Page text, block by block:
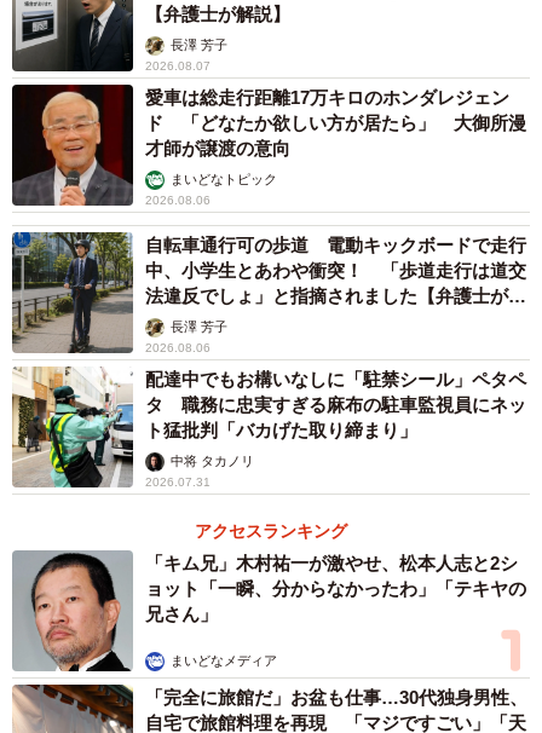
と答えた人は22.9%で、「車を守るための対策を講じてい
る自然災害」は「台風」（38.0%）が最も多く、次いで
「大雨・ゲリラ豪雨」（37.1%）、「洪水」「大雪」（い
ずれも20.1%）、「ひょう」（14.4%）が続きました。
かわからない場合どうするか（出典：ソニー損害保険株式会社）
近年、台風や大雨・ゲリラ豪雨などによる道路の冠水が多
く発生しています。そこで、「走行している道路の前方が
冠水しており、冠水部分がどのくらいの深さかわからない
場合の対処」を尋ねたところ、「進入せずにすぐに引き返
す」（60.6%）がダントツに。
【弁護士が解説】
長澤 芳子
2026.08.07
愛車は総走行距離17万キロのホンダレジェン
ド 「どなたか欲しい方が居たら」 大御所漫
才師が譲渡の意向
まいどなトピック
2026.08.06
自転車通行可の歩道 電動キックボードで走行
中、小学生とあわや衝突！ 「歩道走行は道交
法違反でしょ」と指摘されました【弁護士が解
説】長澤 芳子
2026.08.06
配達中でもお構いなしに「駐禁シール」ペタペ
タ 職務に忠実すぎる麻布の駐車監視員にネッ
ト猛批判「バカげた取り締まり」
中将 タカノリ
2026.07.31
アクセスランキング
「キム兄」木村祐一が激やせ、松本人志と2シ
ョット「一瞬、分からなかったわ」「テキヤの
兄さん」
まいどなメディア
「完全に旅館だ」お盆も仕事…30代独身男性、
自宅で旅館料理を再現 「マジですごい」「天